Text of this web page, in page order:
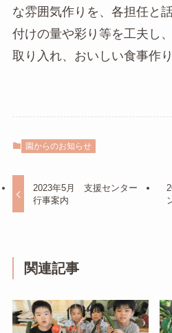
な雰囲気作りを、各担任と
付けの量や彩り等を工夫し
取り入れ、おいしい食事作
園からのお知らせ
2023年5月 支援センター
行事案内
関連記事